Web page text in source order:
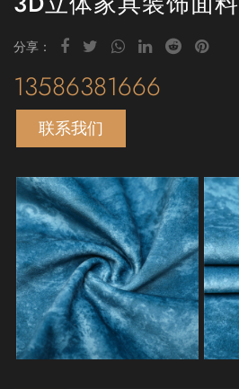
分享：
13586381666
联系我们